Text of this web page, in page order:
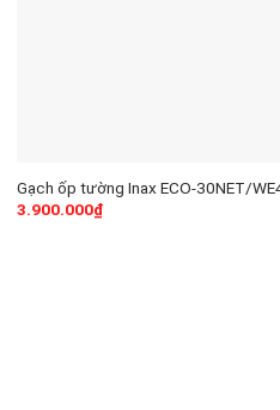
Gạch ốp tường Inax ECO-30NET/
3.900.000₫